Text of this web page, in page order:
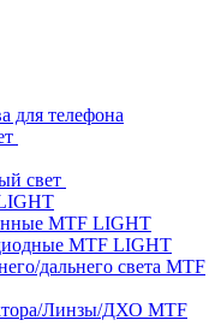
для телефона
свет
MTF LIGHT
MTF LIGHT
дальнего света MTF
Линзы/ДХО MTF